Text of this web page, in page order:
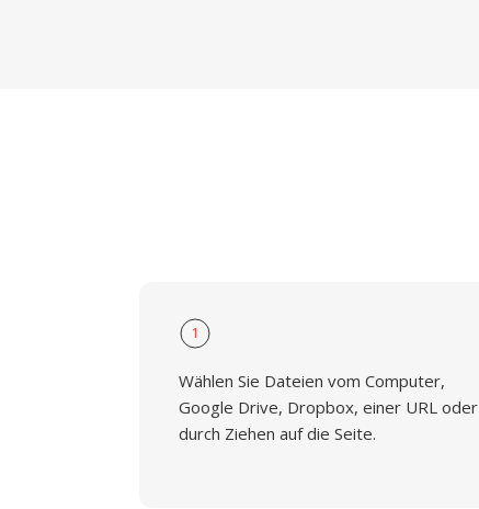
1
Wählen Sie Dateien vom Computer,
Google Drive, Dropbox, einer URL oder
durch Ziehen auf die Seite.